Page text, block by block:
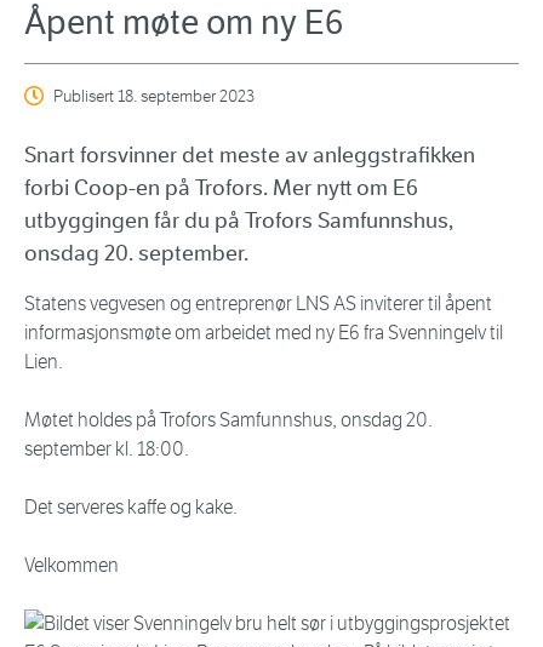
Åpent møte om ny E6
Publisert18. september 2023
Snart forsvinner det meste av anleggstrafikken
forbi Coop-en på Trofors. Mer nytt om E6
utbyggingen får du på Trofors Samfunnshus,
onsdag 20. september.
Statens vegvesen og entreprenør LNS AS inviterer til åpent
informasjonsmøte om arbeidet med ny E6 fra Svenningelv til
Lien.
Møtet holdes på Trofors Samfunnshus, onsdag 20.
september kl. 18:00.
Det serveres kaffe og kake.
Velkommen